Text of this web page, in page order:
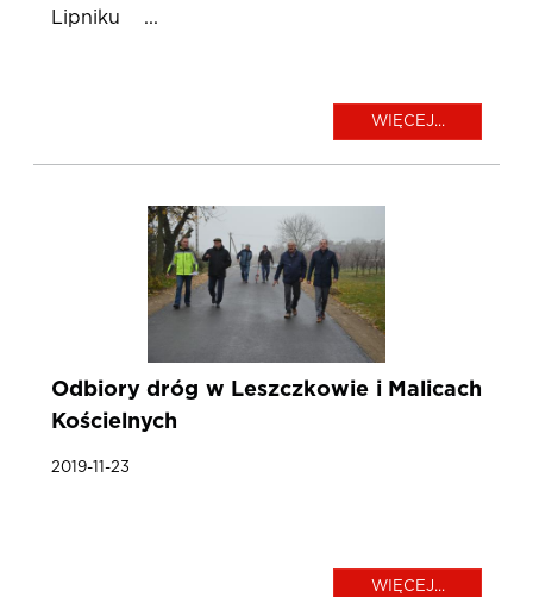
Lipniku ...
WIĘCEJ...
Odbiory dróg w Leszczkowie i Malicach
Kościelnych
2019-11-23
WIĘCEJ...